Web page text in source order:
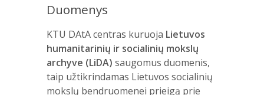
Duomenys
KTU DAtA centras kuruoja Lietuvos
humanitarinių ir socialinių mokslų
archyve (LiDA) saugomus duomenis,
taip užtikrindamas Lietuvos socialinių
mokslų bendruomenei prieigą prie